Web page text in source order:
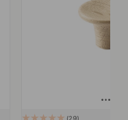
29